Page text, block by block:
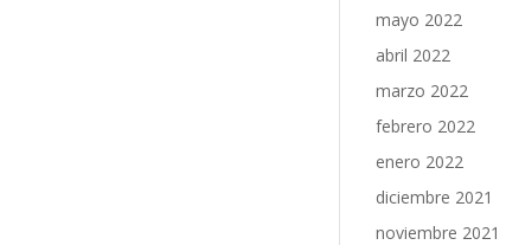
mayo 2022
abril 2022
marzo 2022
febrero 2022
enero 2022
diciembre 2021
noviembre 2021